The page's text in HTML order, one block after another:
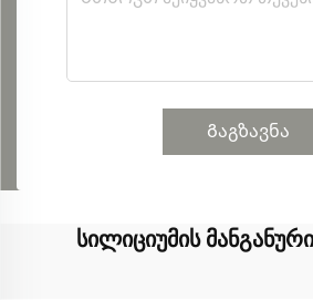
Გაგზავნა
სილიციუმის